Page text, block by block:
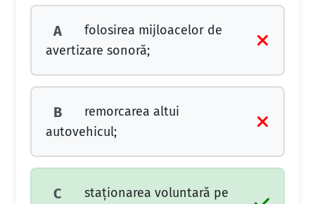
A
folosirea mijloacelor de
avertizare sonoră;
B
remorcarea altui
autovehicul;
C
staţionarea voluntară pe